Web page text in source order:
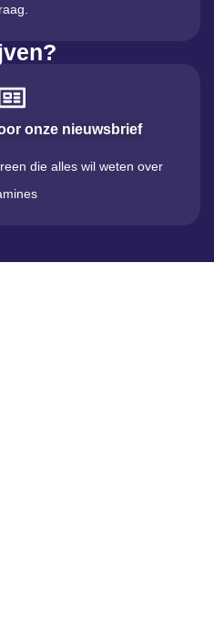
onze nieuwsbrief
die alles wil weten over